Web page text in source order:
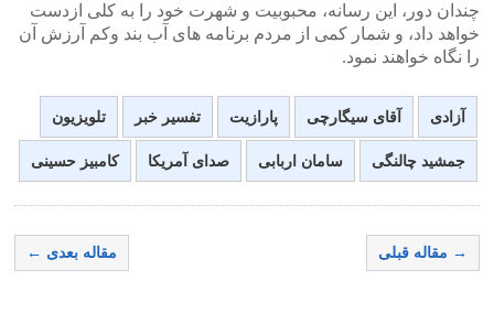
چندان دور، این رسانه، محبوبیت و شهرت خود را به کلی ازدست
خواهد داد، و شمار کمی از مردم برنامه های آب بند وکم آرزش آن
را نگاه خواهند نمود.
آزادی آقای سیگارچی پارازیت تفسیر خبر تلویزیون
جمشید چالنگی سامان اربابی صدای آمریکا کامبیز حسینی
→ مقاله قبلی مقاله بعدی ←